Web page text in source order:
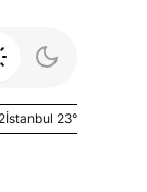
İstanbul 23°